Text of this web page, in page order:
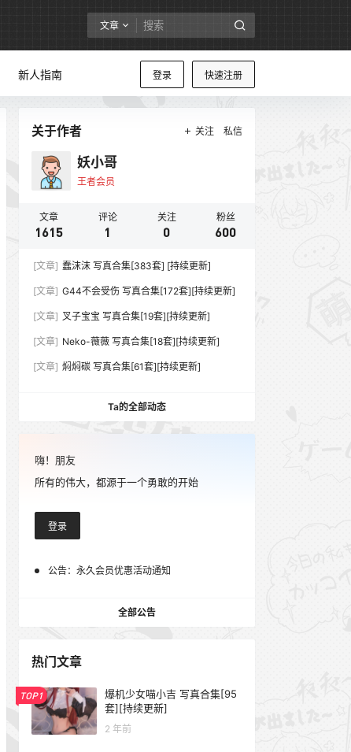
文章
登录 快速注册
新人指南
关于作者 关注 私信
妖小哥
王者会员
文章
1615
评论
1
关注
0
粉丝
600
[文章] 蠢沫沫 写真合集[383套] [持续更新]
[文章] G44不会受伤 写真合集[172套][持续更新]
[文章] 叉子宝宝 写真合集[19套][持续更新]
[文章] Neko-薇薇 写真合集[18套][持续更新]
[文章] 焖焖碳 写真合集[61套][持续更新]
Ta的全部动态
嗨！朋友
所有的伟大，都源于一个勇敢的开始
登录
公告： 永久会员优惠活动通知
全部公告
热门文章
TOP1
爆机少女喵小吉 写真合集[95
套][持续更新]
2 年前